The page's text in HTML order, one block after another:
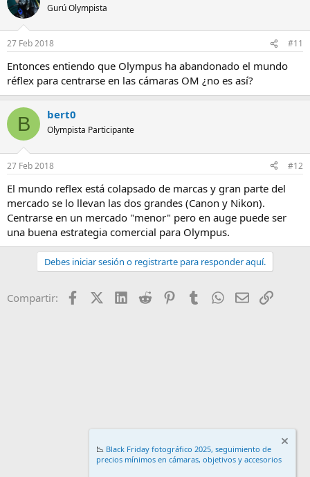
Gurú Olympista
27 Feb 2018 #11
Entonces entiendo que Olympus ha abandonado el mundo
réflex para centrarse en las cámaras OM ¿no es así?
B bert0
Olympista Participante
27 Feb 2018 #12
El mundo reflex está colapsado de marcas y gran parte del
mercado se lo llevan las dos grandes (Canon y Nikon).
Centrarse en un mercado "menor" pero en auge puede ser
una buena estrategia comercial para Olympus.
Debes iniciar sesión o registrarte para responder aquí.
Compartir: FacebookX (Twitter)
LinkedIn
Reddit PinterestTumblr WhatsApp
EmailEnlace
📉 Black Friday fotográfico 2025, seguimiento de
precios mínimos en cámaras, objetivos y accesorios